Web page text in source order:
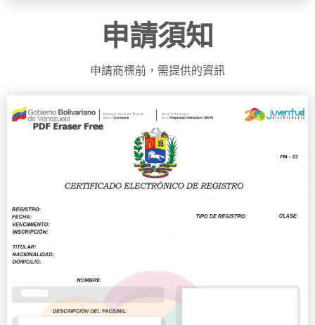
申請須知
申請商標前，需提供的資訊